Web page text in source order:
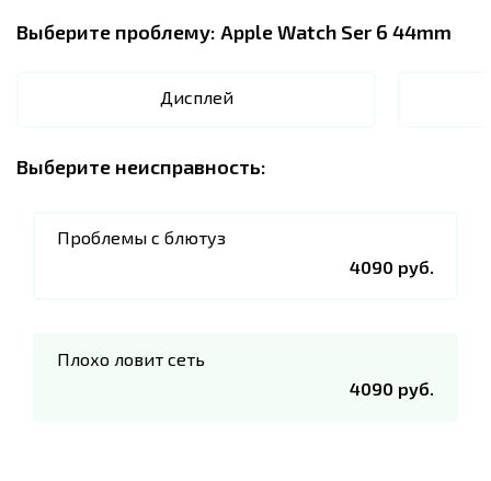
Выберите проблему: Apple Watch Ser 6 44mm
Дисплей
Выберите неисправность:
Проблемы с блютуз
4090 руб.
Плохо ловит сеть
4090 руб.